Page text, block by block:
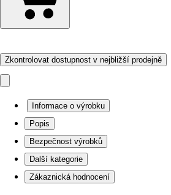
Zkontrolovat dostupnost v nejbližší prodejně
Informace o výrobku
Popis
Bezpečnost výrobků
Další kategorie
Zákaznická hodnocení